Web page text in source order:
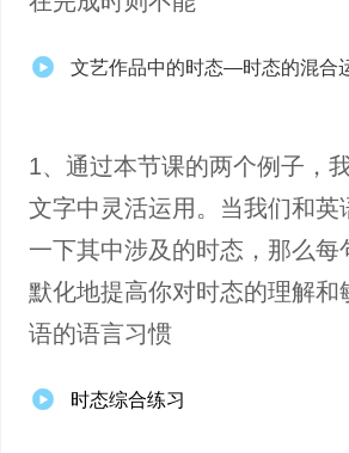
文艺作品中的时态—时态的混合
1、通过本节课的两个例子，
文字中灵活运用。当我们和
一下其中涉及的时态，那么
默化地提高你对时态的理解
语的语言习惯
时态综合练习